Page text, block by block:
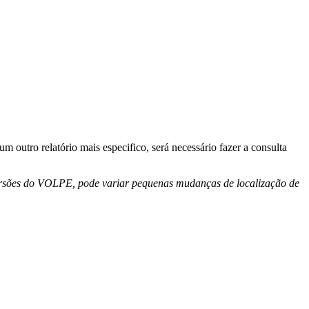
outro relatório mais especifico, será necessário fazer a consulta
do VOLPE, pode variar pequenas mudanças de localização de